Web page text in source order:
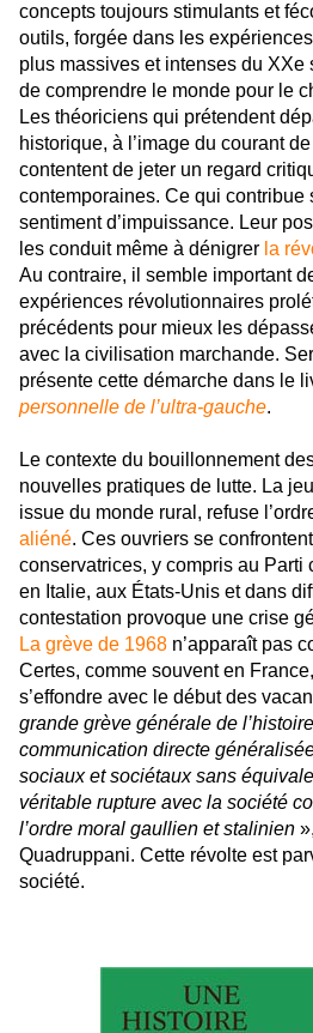
concepts toujours stimulants et
outils, forgée dans les
plus massives et intenses du XXe
de comprendre le monde pour le
Les théoriciens qui prétendent
historique, à l’image du courant de
contentent de jeter un regard
contemporaines. Ce qui contribue
sentiment d’impuissance. Leur
les conduit même à dénigrer la
Au contraire, il semble important
expériences révolutionnaires
précédents pour mieux les
avec la civilisation marchande.
présente cette démarche dans le
personnelle de l’ultra-gauche.
Le contexte du bouillonnement
nouvelles pratiques de lutte. La
issue du monde rural, refuse
aliéné. Ces ouvriers se
conservatrices, y compris au Parti
en Italie, aux États-Unis et dans
contestation provoque une crise
La grève de 1968 n’apparaît pas
Certes, comme souvent en
s’effondre avec le début des
grande grève générale de
communication directe
sociaux et sociétaux sans
véritable rupture avec la société
l’ordre moral gaullien et stalinien
Quadruppani. Cette révolte est
société.